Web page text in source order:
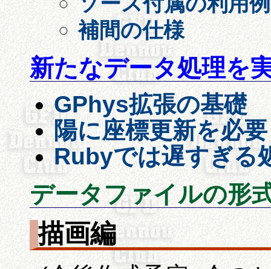
補間の仕様
新たなデータ処理を
GPhys拡張の基礎
陽に座標更新を必
Rubyでは遅すぎる
データファイルの形
描画編